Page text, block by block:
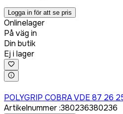
Logga in för att se pris
Onlinelager
På väg in
Din butik
Ej i lager
POLYGRIP COBRA VDE 87 26
Artikelnummer:380236380236